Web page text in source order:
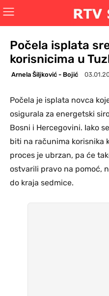
Počela isplata
korisnicima u
Arnela Šiljković - Bojić
Počela je isplata novca
osigurala za energetski
Bosni i Hercegovini. Iako
biti na računima korisnika
proces je ubrzan, pa će
ostvarili pravo na pomoć,
do kraja sedmice.